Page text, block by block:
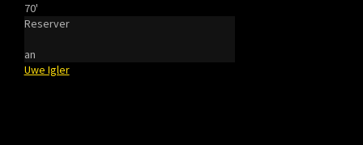
70'
Reserver
an
Uwe Igler